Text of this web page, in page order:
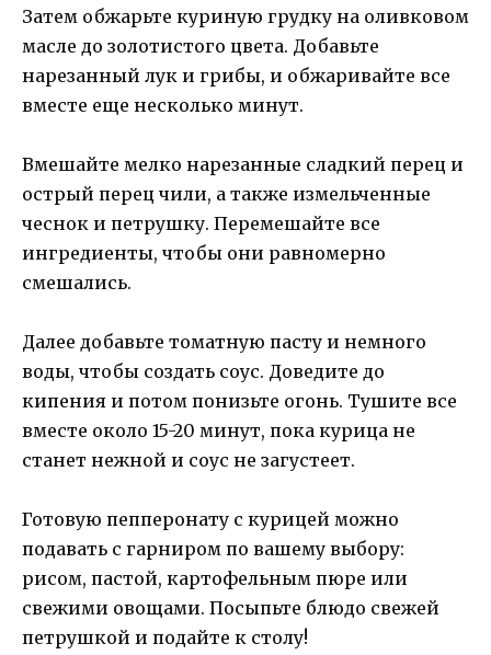
Затем обжарьте куриную грудку на оливковом
масле до золотистого цвета. Добавьте
нарезанный лук и грибы, и обжаривайте все
вместе еще несколько минут.
Вмешайте мелко нарезанные сладкий перец и
острый перец чили, а также измельченные
чеснок и петрушку. Перемешайте все
ингредиенты, чтобы они равномерно
смешались.
Далее добавьте томатную пасту и немного
воды, чтобы создать соус. Доведите до
кипения и потом понизьте огонь. Тушите все
вместе около 15-20 минут, пока курица не
станет нежной и соус не загустеет.
Готовую пепперонату с курицей можно
подавать с гарниром по вашему выбору:
рисом, пастой, картофельным пюре или
свежими овощами. Посыпьте блюдо свежей
петрушкой и подайте к столу!